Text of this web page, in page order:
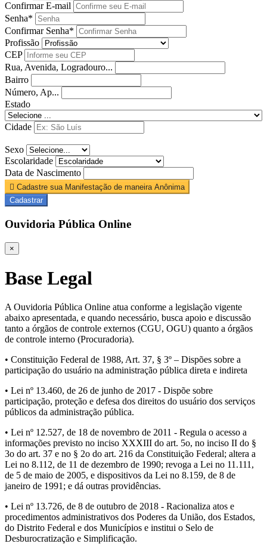
Confirmar E-mail
Senha*
Confirmar Senha*
Profissão
CEP
Rua, Avenida, Logradouro...
Bairro
Número, Ap...
Estado
Cidade
Sexo
Escolaridade
Data de Nascimento
Cadastre sua Manifestação de maneira Anônima
Cadastrar
Ouvidoria Pública Online
×
Base Legal
A Ouvidoria Pública Online atua conforme a legislação vigente
abaixo apresentada, e quando necessário, busca apoio e discussão
tanto a órgãos de controle externos (CGU, OGU) quanto a órgãos
de controle interno (Procuradoria).
• Constituição Federal de 1988, Art. 37, § 3º – Dispões sobre a
participação do usuário na administração pública direta e indireta
• Lei nº 13.460, de 26 de junho de 2017 - Dispõe sobre
participação, proteção e defesa dos direitos do usuário dos serviços
públicos da administração pública.
• Lei nº 12.527, de 18 de novembro de 2011 - Regula o acesso a
informações previsto no inciso XXXIII do art. 5o, no inciso II do §
3o do art. 37 e no § 2o do art. 216 da Constituição Federal; altera a
Lei no 8.112, de 11 de dezembro de 1990; revoga a Lei no 11.111,
de 5 de maio de 2005, e dispositivos da Lei no 8.159, de 8 de
janeiro de 1991; e dá outras providências.
• Lei nº 13.726, de 8 de outubro de 2018 - Racionaliza atos e
procedimentos administrativos dos Poderes da União, dos Estados,
do Distrito Federal e dos Municípios e institui o Selo de
Desburocratização e Simplificação.